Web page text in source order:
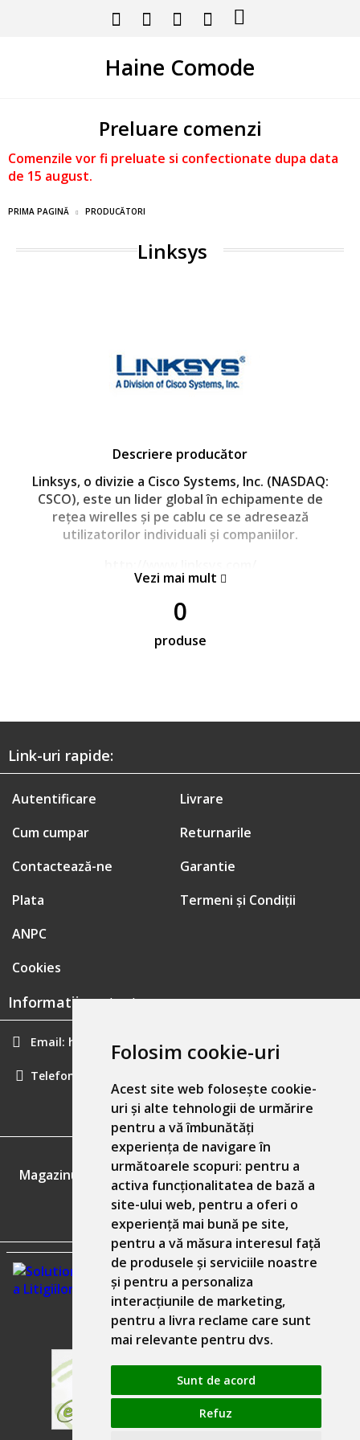
Folosim cookie-uri
Acest site web folosește cookie-
uri și alte tehnologii de urmărire
pentru a vă îmbunătăți
experiența de navigare în
următoarele scopuri: pentru a
activa funcționalitatea de bază a
site-ului web, pentru a oferi o
experiență mai bună pe site,
pentru a vă măsura interesul față
de produsele și serviciile noastre
și pentru a personaliza
interacțiunile de marketing,
pentru a livra reclame care sunt
mai relevante pentru dvs.
Sunt de acord
Refuz
Haine Comode
Preluare comenzi
Comenzile vor fi preluate si confectionate dupa data
de 15 august.
PRIMA PAGINĂ PRODUCĂTORI
Linksys
Descriere producător
Linksys, o divizie a Cisco Systems, Inc. (NASDAQ:
CSCO), este un lider global în echipamente de
rețea wirelles și pe cablu ce se adresează
utilizatorilor individuali și companiilor.
Vezi mai mult
0
produse
Link-uri rapide:
Autentificare
Cum cumpar
Contactează-ne
Plata
Livrare
Returnarile
Garantie
Termeni și Condiții
ANPC
Cookies
Informatii contact:
Email: hainecomode@gmail.com
Telefon:
GDPR
Magazinul nostru respecta 100% prevederile GDPR.
Informatiile mele personale